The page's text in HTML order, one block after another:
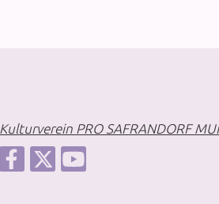
Kulturverein PRO SAFRANDORF